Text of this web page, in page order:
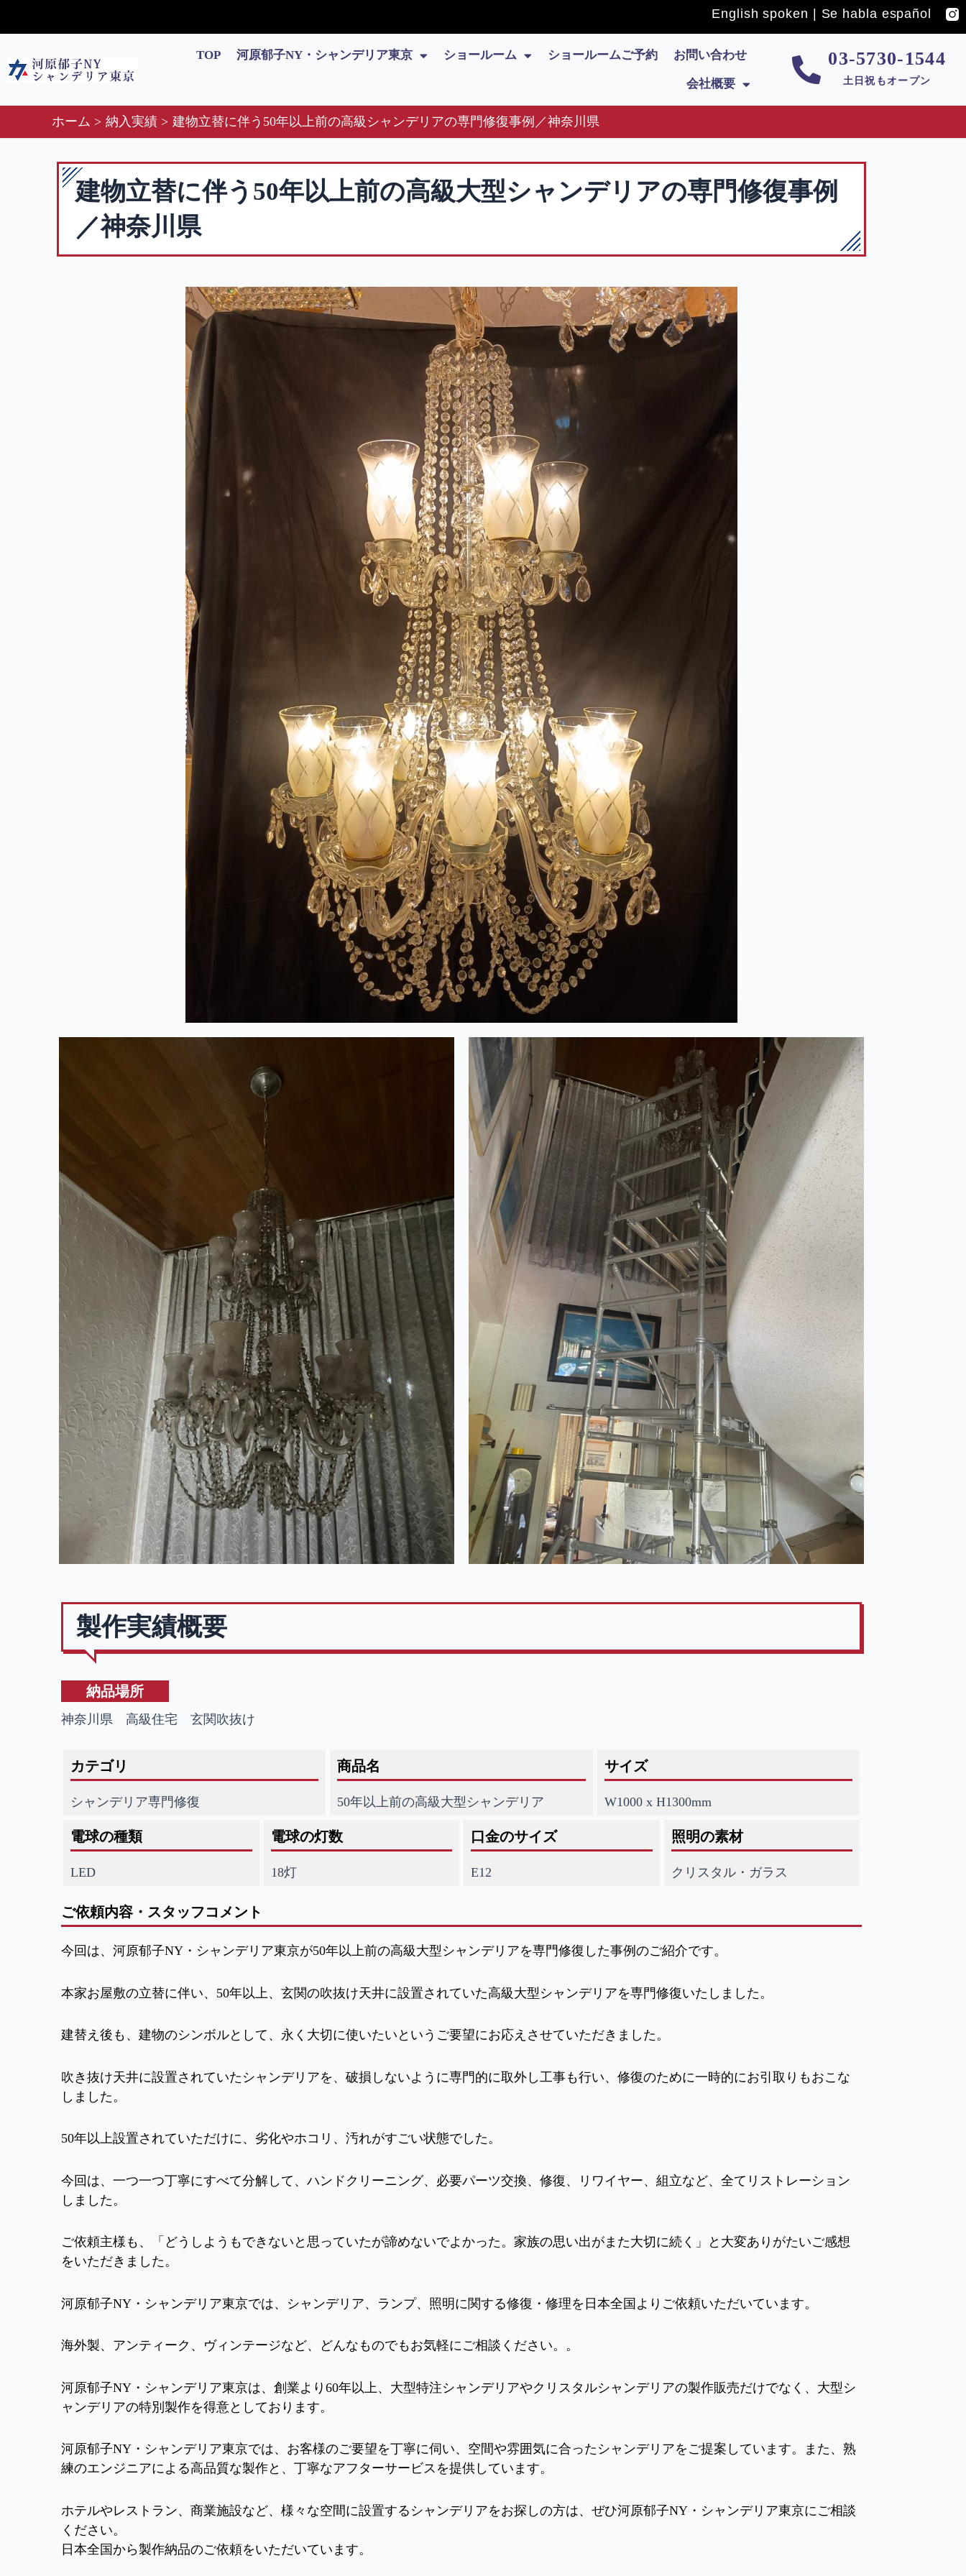
ス
ッ
English spoken | Se habla español
TOP 河原郁子NY・シャンデリア東京 ショールーム ショールームご予約 お問い合わせ
会社概要
03-5730-1544
土日祝もオープン
ホーム 納入実績 建物立替に伴う50年以上前の高級シャンデリアの専門修復事例／神奈川県
建物立替に伴う50年以上前の高級大型シャンデリアの専門修復事例
／神奈川県
製作実績概要
納品場所
神奈川県 高級住宅 玄関吹抜け
カテゴリ
シャンデリア専門修復
商品名
50年以上前の高級大型シャンデリア
サイズ
W1000 x H1300mm
電球の種類
LED
電球の灯数
18灯
口金のサイズ
E12
照明の素材
クリスタル・ガラス
ご依頼内容・スタッフコメント
今回は、河原郁子NY・シャンデリア東京が50年以上前の高級大型シャンデリアを専門修復した事例のご紹介です。
本家お屋敷の立替に伴い、50年以上、玄関の吹抜け天井に設置されていた高級大型シャンデリアを専門修復いたしました。
建替え後も、建物のシンボルとして、永く大切に使いたいというご要望にお応えさせていただきました。
吹き抜け天井に設置されていたシャンデリアを、破損しないように専門的に取外し工事も行い、修復のために一時的にお引取りもおこな
しました。
50年以上設置されていただけに、劣化やホコリ、汚れがすごい状態でした。
今回は、一つ一つ丁寧にすべて分解して、ハンドクリーニング、必要パーツ交換、修復、リワイヤー、組立など、全てリストレーション
しました。
ご依頼主様も、「どうしようもできないと思っていたが諦めないでよかった。家族の思い出がまた大切に続く」と大変ありがたいご感想
をいただきました。
河原郁子NY・シャンデリア東京では、シャンデリア、ランプ、照明に関する修復・修理を日本全国よりご依頼いただいています。
海外製、アンティーク、ヴィンテージなど、どんなものでもお気軽にご相談ください。。
河原郁子NY・シャンデリア東京は、創業より60年以上、大型特注シャンデリアやクリスタルシャンデリアの製作販売だけでなく、大型シ
ャンデリアの特別製作を得意としております。
河原郁子NY・シャンデリア東京では、お客様のご要望を丁寧に伺い、空間や雰囲気に合ったシャンデリアをご提案しています。また、熟
練のエンジニアによる高品質な製作と、丁寧なアフターサービスを提供しています。
ホテルやレストラン、商業施設など、様々な空間に設置するシャンデリアをお探しの方は、ぜひ河原郁子NY・シャンデリア東京にご相談
ください。
日本全国から製作納品のご依頼をいただいています。